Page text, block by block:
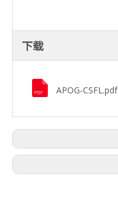
21
O型
圈
石墨
螺钉
调整
夹
304SS
下载
APOG-CSFL.pdf